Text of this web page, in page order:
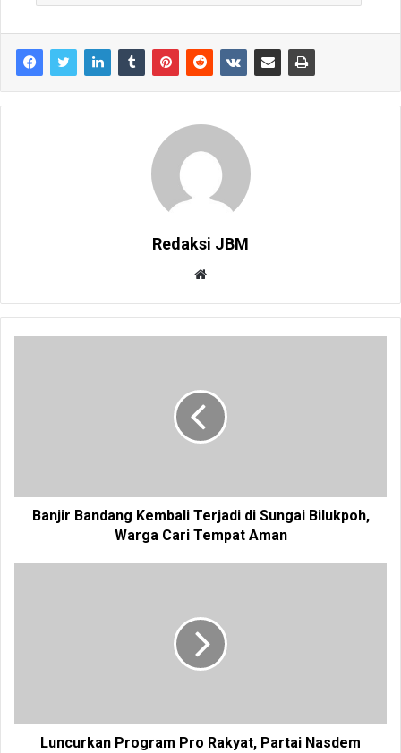
Redaksi JBM
b
s
Banjir Bandang Kembali Terjadi di Sungai Bilukpoh,
Warga Cari Tempat Aman
Luncurkan Program Pro Rakyat, Partai Nasdem